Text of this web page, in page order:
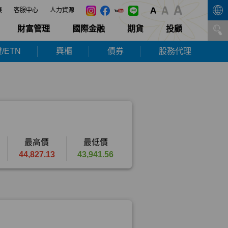
客服中心 人力資源
財富管理 國際金融 期貨 投顧
ETN 興櫃 債券 股務代理